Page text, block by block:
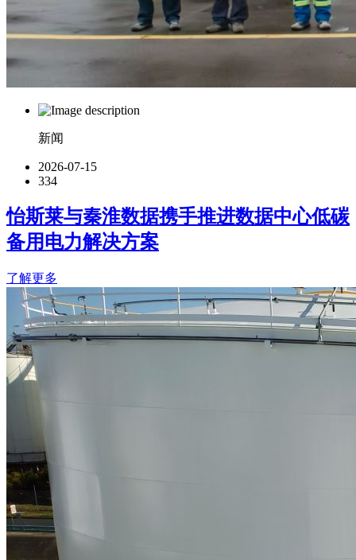
新闻
2026-07-15
334
怡斯莱与秦淮数据携手推进数据中心低碳
备用电力解决方案
了解更多